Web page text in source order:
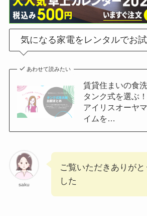
気になる家電をレンタルでお
あわせて読みたい
賃貸住まいの食
タンク式を選ぶ
アイリスオーヤ
イムを…
saku
ご覧いただきありがと
した